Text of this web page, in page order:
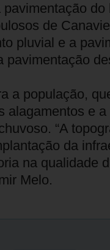
do
de
pluvial e a
pavimentação
a população,
alagamentos e
“A
da
na qualidade
Melo.